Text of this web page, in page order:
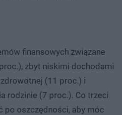
finansowych związane
zbyt niskimi dochodami
(11 proc.) i
rodzinie (7 proc.). Co trzeci
po oszczędności, aby móc